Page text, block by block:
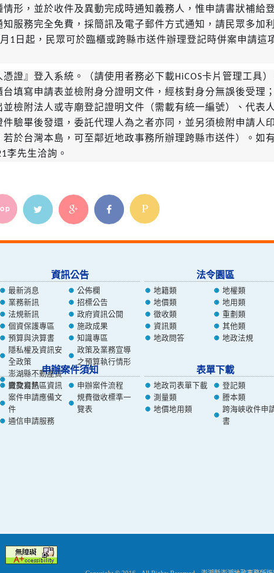
形，並於收件及異動完成時通知義務人，惟申請書狀補給
服務完全免費，採簡訊及電子郵件方式通知，請民眾多加利
1日起，民眾可於臨櫃或跨縣市送件辦理登記時併案申請這
證』登入系統。（請使用者務必下載HiCOS卡片管理工具）
填寫申請表並檢附身分證明文件，經核對身分無誤後受理；
檢附法人或寺廟登記證明文件（需載有統一編號）、代表人
驗畢後發還，委託代理人為之者亦同，並另須檢附申請人印
於台灣本島，可至鄰近地政事務所辦理跨縣市送件）。如有
李先生洽詢。
資訊公告
最新消息
公佈欄
業務新訊
招標公告
法規新訊
政府資訊公開
個資保護專區
施政成果
預算與決算書
知識專區
隱私權及資訊安
全政策
政策及業務宣導
之預算執行情形
澎湖縣不動產買
賣交易熱區資訊
法令園區
地籍類
地權類
地價類
地用類
徵收類
重劃類
資訊類
其他類
地政問答
地政法規
申辦案件須知
繳款資訊
申辦案件流程
案件申請應備文
件
規費徵收標準一
覽表
通信申請服務
表單下載
地政司表單下載
登記類
測量類
謄本類
地價地用類
跨海峽收件申
書